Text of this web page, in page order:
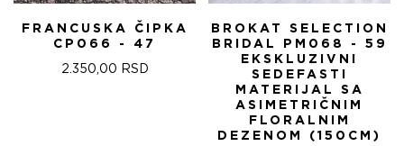
FRANCUSKA ČIPKA
CP066 - 47
2.350,00 RSD
BROKAT SELECTION
BRIDAL PM068 - 59
EKSKLUZIVNI
SEDEFASTI
MATERIJAL SA
ASIMETRIČNIM
FLORALNIM
DEZENOM (150CM)